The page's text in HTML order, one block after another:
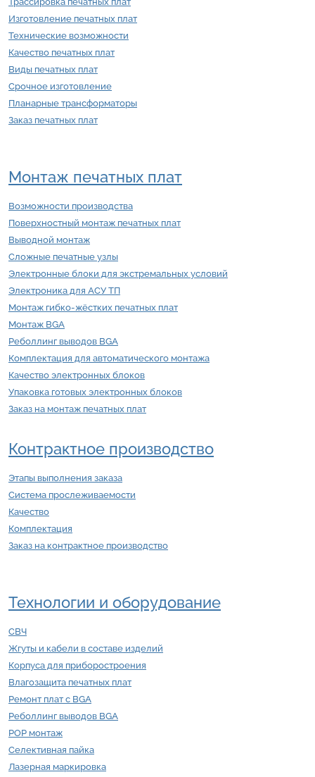
Изготовление печатных плат
Технические возможности
Качество печатных плат
Виды печатных плат
Срочное изготовление
Планарные трансформаторы
Заказ печатных плат
Монтаж печатных плат
Возможности производства
Поверхностный монтаж печатных плат
Выводной монтаж
Сложные печатные узлы
Электронные блоки для экстремальных условий
Электроника для АСУ ТП
Монтаж гибко-жёстких печатных плат
Монтаж BGA
Реболлинг выводов BGA
Комплектация для автоматического монтажа
Качество электронных блоков
Упаковка готовых электронных блоков
Заказ на монтаж печатных плат
Контрактное производство
Этапы выполнения заказа
Система прослеживаемости
Качество
Комплектация
Заказ на контрактное производство
Технологии и оборудование
СВЧ
Жгуты и кабели в составе изделий
Корпуса для приборостроения
Влагозащита печатных плат
Ремонт плат с BGA
Реболлинг выводов BGA
POP монтаж
Селективная пайка
Лазерная маркировка